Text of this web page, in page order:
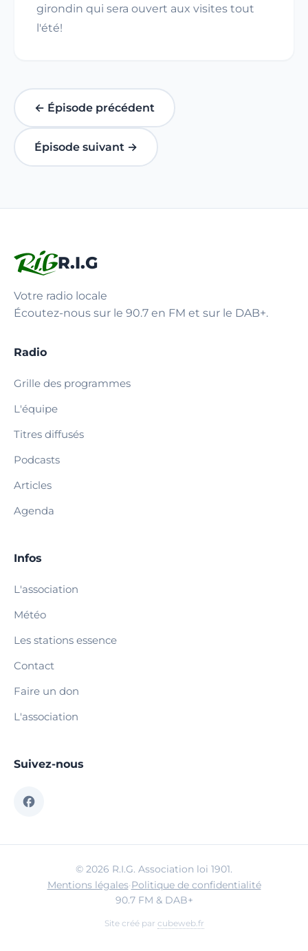
girondin qui sera ouvert aux visites tout
l'été!
← Épisode précédent
Épisode suivant →
R.I.G
Votre radio locale
Écoutez-nous sur le 90.7 en FM et sur le DAB+.
Radio
Grille des programmes
L'équipe
Titres diffusés
Podcasts
Articles
Agenda
Infos
L'association
Météo
Les stations essence
Contact
Faire un don
L'association
Suivez-nous
© 2026 R.I.G. Association loi 1901.
Mentions légales·Politique de confidentialité
90.7 FM & DAB+
Site créé par cubeweb.fr